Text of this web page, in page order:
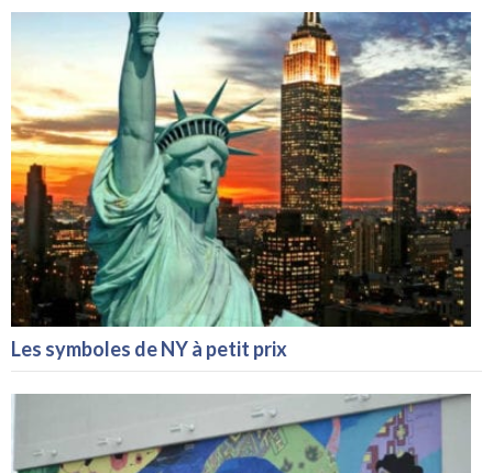
Les symboles de NY à petit prix